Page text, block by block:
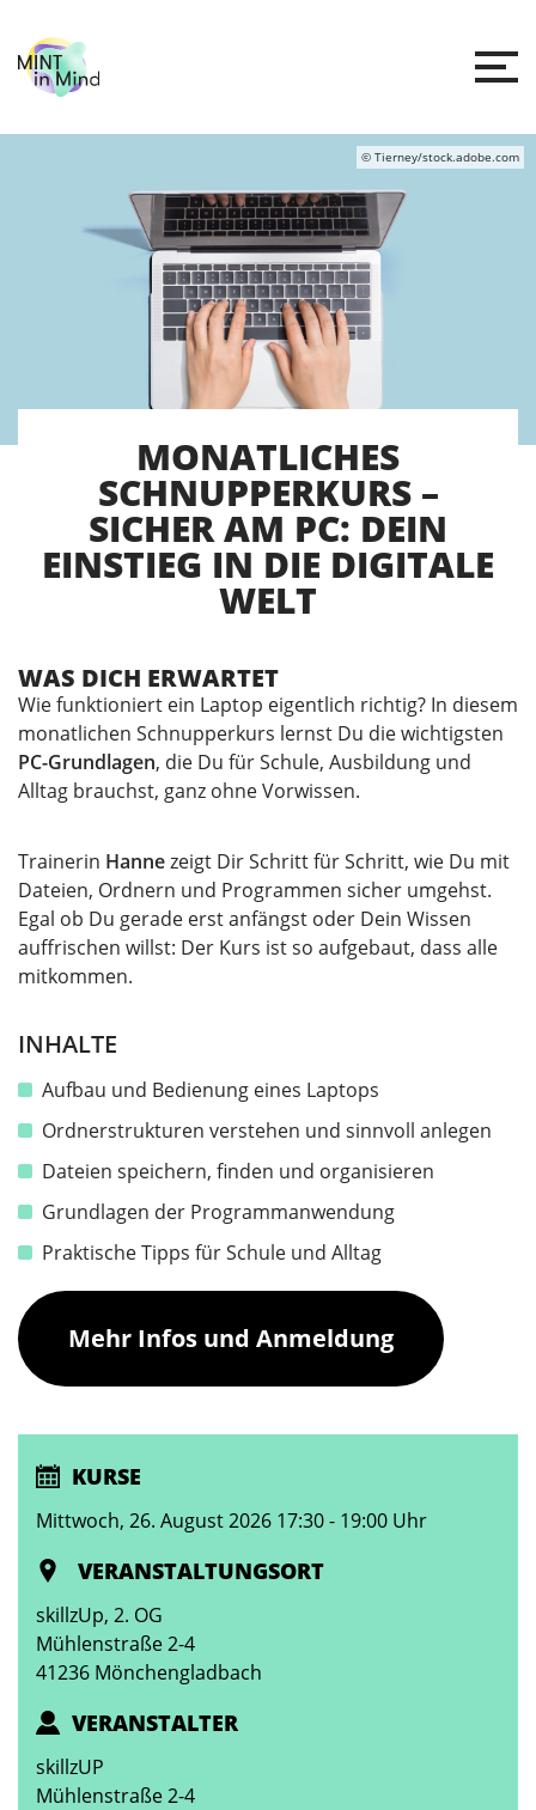
© Tierney/stock.adobe.com
MONATLICHES
SCHNUPPERKURS –
SICHER AM PC: DEIN
EINSTIEG IN DIE DIGITALE
WELT
WAS DICH ERWARTET
Wie funktioniert ein Laptop eigentlich richtig? In diesem
monatlichen Schnupperkurs lernst Du die wichtigsten
PC-Grundlagen, die Du für Schule, Ausbildung und
Alltag brauchst, ganz ohne Vorwissen.
Trainerin Hannezeigt Dir Schritt für Schritt, wie Du mit
Dateien, Ordnern und Programmen sicher umgehst.
Egal ob Du gerade erst anfängst oder Dein Wissen
auffrischen willst: Der Kurs ist so aufgebaut, dass alle
mitkommen.
INHALTE
Aufbau und Bedienung eines Laptops
Ordnerstrukturen verstehen und sinnvoll anlegen
Dateien speichern, finden und organisieren
Grundlagen der Programmanwendung
Praktische Tipps für Schule und Alltag
Mehr Infos und Anmeldung
KURSE
Mittwoch, 26. August 2026 17:30 - 19:00 Uhr
VERANSTALTUNGSORT
skillzUp, 2. OG
Mühlenstraße 2-4
41236 Mönchengladbach
VERANSTALTER
skillzUP
Mühlenstraße 2-4